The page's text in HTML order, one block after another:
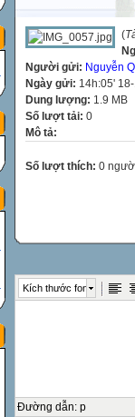
(
Người gửi: Nguyễn
Ngày gửi: 14h:05'
Dung lượng: 1.9 MB
Số lượt tải: 0
Mô tả:
Số lượt thích: 0
Kích thước font
Đường dẫn: p